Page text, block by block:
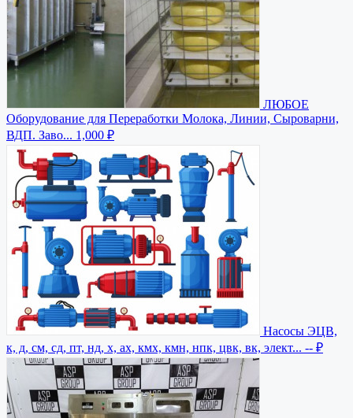
ЛЮБОЕ
Оборудование для Переработки Молока, Линии, Сыроварни,
ВДП. Заво... 1,000 ₽
Насосы ЭЦВ,
к, д, см, сд, пт, нд, х, ах, кмх, кмн, нпк, цвк, вк, элект... -- ₽